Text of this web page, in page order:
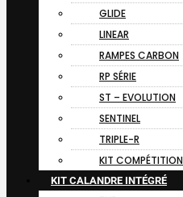
GLIDE
LINEAR
RAMPES CARBON
RP SÉRIE
ST – EVOLUTION
SENTINEL
TRIPLE-R
KIT COMPÉTITION
KIT CALANDRE INTÉGRÉ